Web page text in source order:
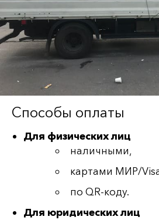
Способы оплаты
Для физических лиц
наличными,
картами МИР/
по QR-коду.
Для юридических лиц